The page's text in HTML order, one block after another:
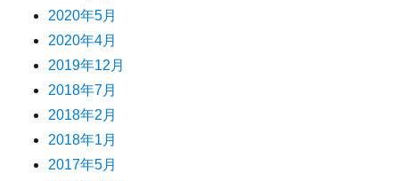
2020年5月
2020年4月
2019年12月
2018年7月
2018年2月
2018年1月
2017年5月